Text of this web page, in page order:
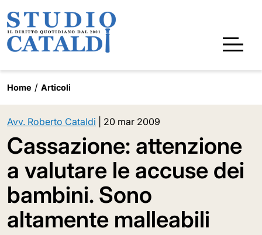
Home Articoli
Avv. Roberto Cataldi 20 mar 2009
Cassazione: attenzione
a valutare le accuse dei
bambini. Sono
altamente malleabili